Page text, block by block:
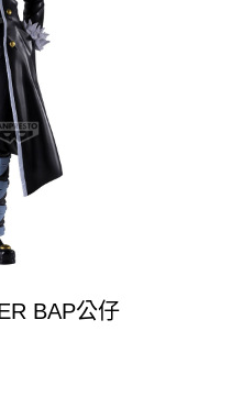
BAP公仔